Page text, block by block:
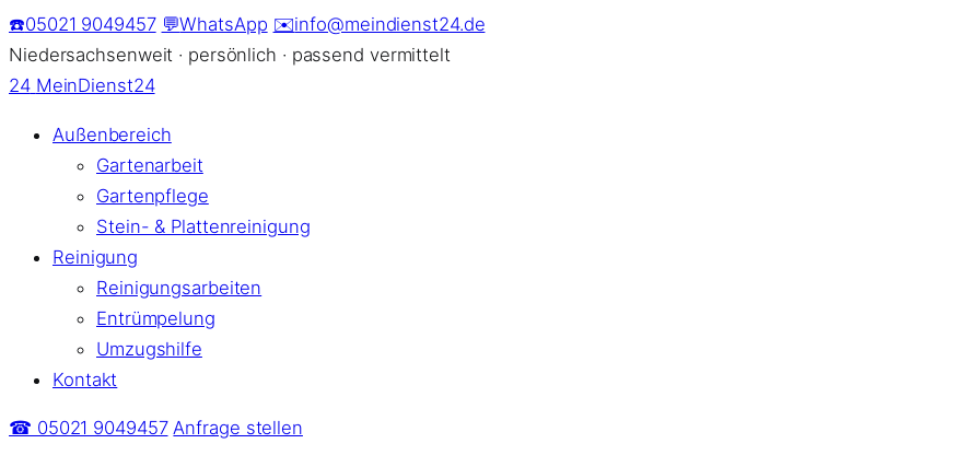
Zum
Inhalt
springen
☎️05021 9049457 💬WhatsApp ✉️info@meindienst24.de
Niedersachsenweit · persönlich · passend vermittelt
24 MeinDienst24
Außenbereich
Gartenarbeit
Gartenpflege
Stein- & Plattenreinigung
Reinigung
Reinigungsarbeiten
Entrümpelung
Umzugshilfe
Kontakt
☎ 05021 9049457 Anfrage stellen